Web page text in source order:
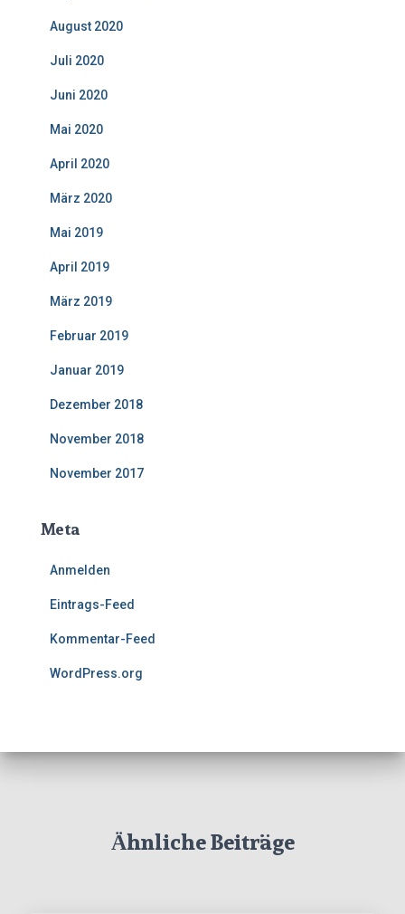
August 2020
Juli 2020
Juni 2020
Mai 2020
April 2020
März 2020
Mai 2019
April 2019
März 2019
Februar 2019
Januar 2019
Dezember 2018
November 2018
November 2017
Meta
Anmelden
Eintrags-Feed
Kommentar-Feed
WordPress.org
Ähnliche Beiträge